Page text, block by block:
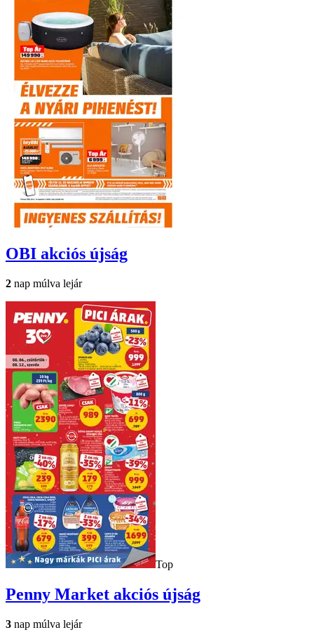
OBI akciós újság
2 nap múlva lejár
Top
Penny Market akciós újság
3 nap múlva lejár